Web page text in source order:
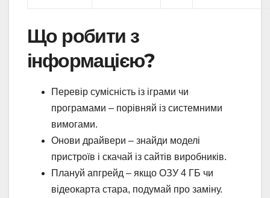
Що робити з
інформацією?
Перевір сумісність із іграми чи
програмами – порівняй із системними
вимогами.
Онови драйвери – знайди моделі
пристроїв і скачай із сайтів виробників.
Плануй апгрейд – якщо ОЗУ 4 ГБ чи
відеокарта стара, подумай про заміну.